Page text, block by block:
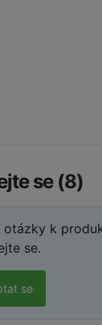
se (8)
otázky k
se.
se